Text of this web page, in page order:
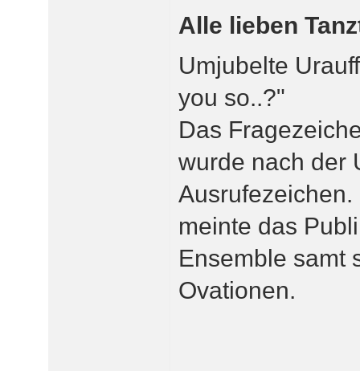
Alle lieben
Umjubelte
you so..?"
Das
wurde nach der
meinte das
Ensemble samt
Ovationen.